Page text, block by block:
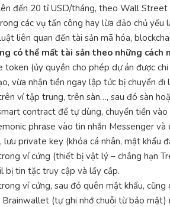
đến 20 tỉ USD/tháng, theo Wall Street
các vụ tấn công hay lừa đảo chủ yếu
liên quan đến tài sản mã hóa,
có thể mất tài sản theo những cách
token (ủy quyền cho phép dự án được
vừa nhận tiền ngay lập tức bị chuyển
ví tập trung, trên sàn…, sau đó sàn
contract để tự dùng, chuyển tiền
phrase vào tin nhắn Messenger
lưu private key (khóa cá nhân, mật khẩu
ví cứng (thiết bị vật lý – chẳng hạn
bị tin tặc truy cập và lấy cắp.
ví cứng, sau đó quên mật khẩu,
Brainwallet (tự ghi nhớ chuỗi từ bảo